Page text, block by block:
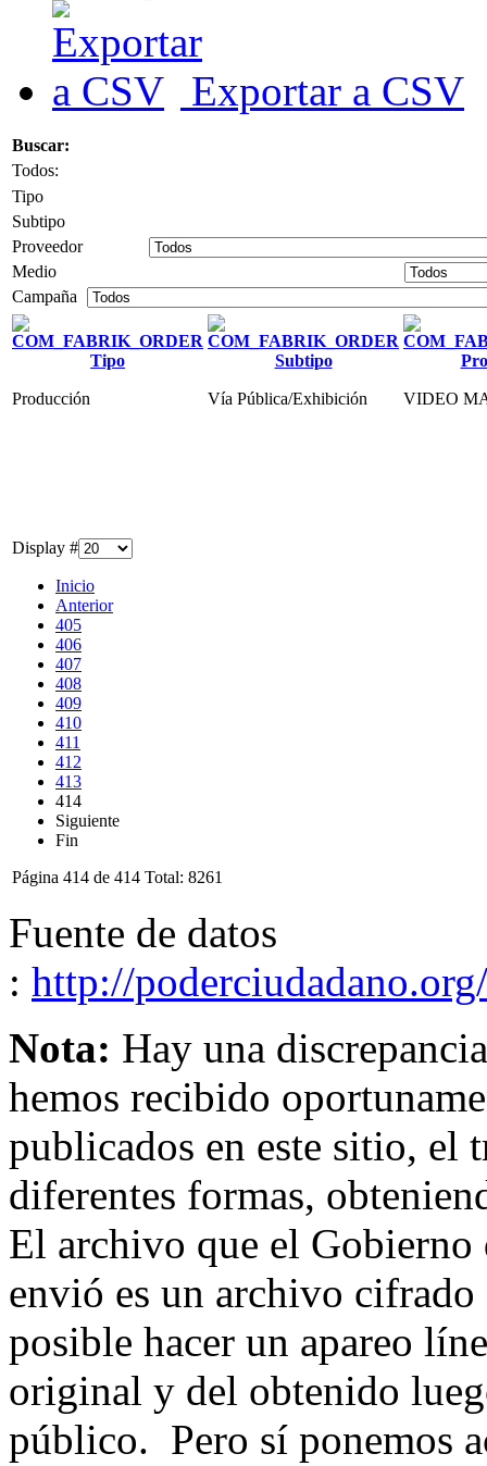
Exportar a CSV
Buscar:
Todos:
Tipo
Subtipo
Proveedor
Medio
Campaña
Display #
Inicio
Anterior
405
406
407
408
409
410
411
412
413
414
Siguiente
Fin
Página 414 de 414 Total: 8261
Tipo Subtipo
Producción Vía Pública/Exhibición VIDEO
Fuente de datos
: http://
Nota: Hay una
hemos recibido
publicados en este sitio, el
diferentes formas,
El archivo que el Gobierno
envió es un archivo
posible hacer un apareo
original y del obtenido
público. Pero sí ponemos